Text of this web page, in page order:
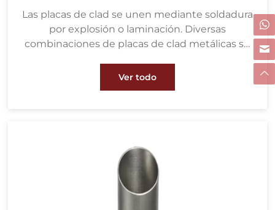
Las placas de clad se unen mediante soldadura
por explosión o laminación. Diversas
combinaciones de placas de clad metálicas se
petroquímico, de tratamiento de aguas,
metalúrgico, energético, de pulpa y papel,
Ver todo